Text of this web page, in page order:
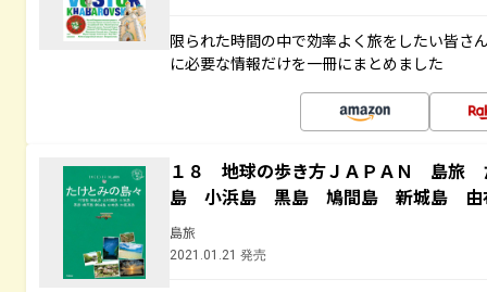
限られた時間の中で効率よく旅をしたい皆さ
に必要な情報だけを一冊にまとめました
１８ 地球の歩き方ＪＡＰＡＮ 島
島 小浜島 黒島 鳩間島 新城島 由
島旅
2021.01.21 発売